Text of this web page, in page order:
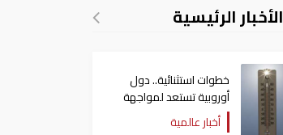
الأخبار الرئيسية
خطوات استثنائية.. دول
أوروبية تستعد لمواجهة
موجة حر غير مسبوقة
أخبار عالمية